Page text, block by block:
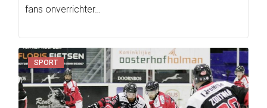
fans onverrichter…
SPORT